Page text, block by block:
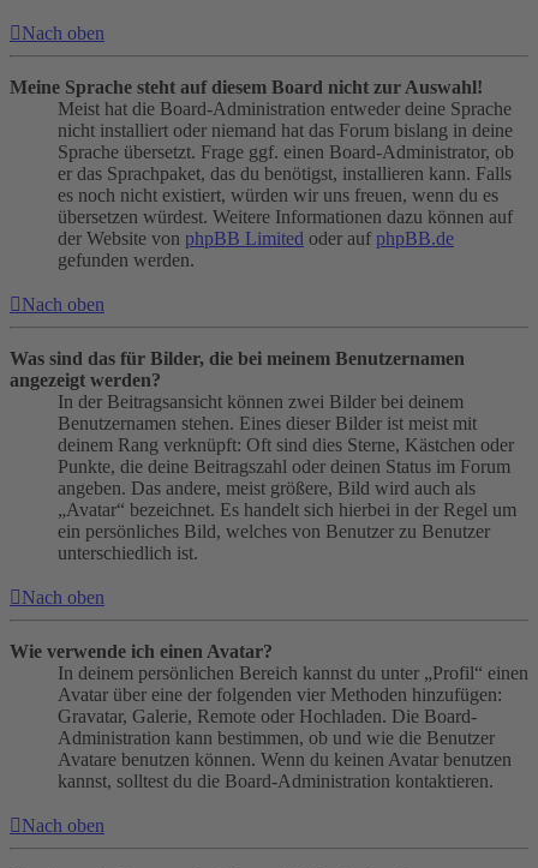
Nach oben
Meine Sprache steht auf diesem Board nicht zur Auswahl!
Meist hat die Board-Administration entweder deine Sprache
nicht installiert oder niemand hat das Forum bislang in deine
Sprache übersetzt. Frage ggf. einen Board-Administrator, ob
er das Sprachpaket, das du benötigst, installieren kann. Falls
es noch nicht existiert, würden wir uns freuen, wenn du es
übersetzen würdest. Weitere Informationen dazu können auf
der Website von phpBB Limited oder auf phpBB.de
gefunden werden.
Nach oben
Was sind das für Bilder, die bei meinem Benutzernamen
angezeigt werden?
In der Beitragsansicht können zwei Bilder bei deinem
Benutzernamen stehen. Eines dieser Bilder ist meist mit
deinem Rang verknüpft: Oft sind dies Sterne, Kästchen oder
Punkte, die deine Beitragszahl oder deinen Status im Forum
angeben. Das andere, meist größere, Bild wird auch als
„Avatar“ bezeichnet. Es handelt sich hierbei in der Regel um
ein persönliches Bild, welches von Benutzer zu Benutzer
unterschiedlich ist.
Nach oben
Wie verwende ich einen Avatar?
In deinem persönlichen Bereich kannst du unter „Profil“ einen
Avatar über eine der folgenden vier Methoden hinzufügen:
Gravatar, Galerie, Remote oder Hochladen. Die Board-
Administration kann bestimmen, ob und wie die Benutzer
Avatare benutzen können. Wenn du keinen Avatar benutzen
kannst, solltest du die Board-Administration kontaktieren.
Nach oben